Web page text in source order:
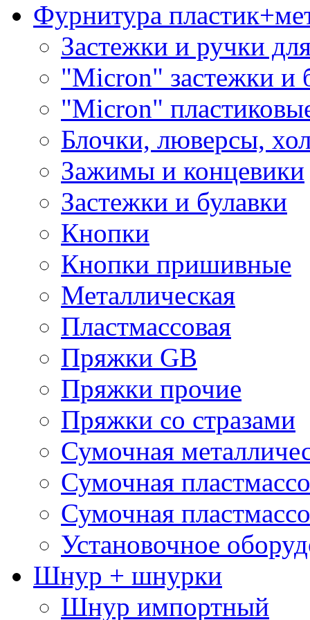
Фурнитура
Застежки и ручки
"Micron" застежки и
"Micron"
Блочки, люверсы,
Зажимы и концевики
Застежки и булавки
Кнопки
Кнопки пришивные
Металлическая
Пластмассовая
Пряжки GB
Пряжки прочие
Пряжки со стразами
Сумочная
Сумочная
Сумочная
Установочное
Шнур + шнурки
Шнур импортный